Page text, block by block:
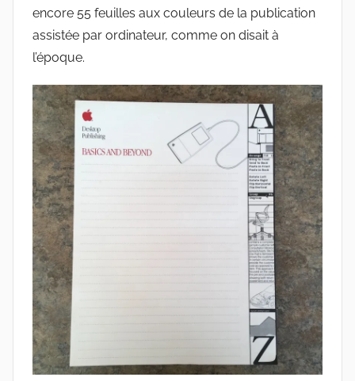
encore 55 feuilles aux couleurs de la publication
assistée par ordinateur, comme on disait à
l’époque.